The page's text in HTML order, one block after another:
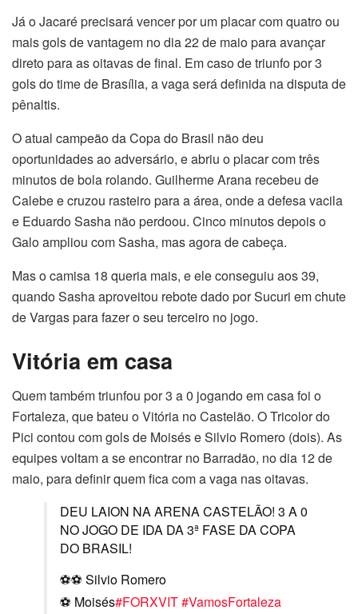
Já o Jacaré precisará vencer por um placar com quatro ou
mais gols de vantagem no dia 22 de maio para avançar
direto para as oitavas de final. Em caso de triunfo por 3
gols do time de Brasília, a vaga será definida na disputa de
pênaltis.
O atual campeão da Copa do Brasil não deu
oportunidades ao adversário, e abriu o placar com três
minutos de bola rolando. Guilherme Arana recebeu de
Calebe e cruzou rasteiro para a área, onde a defesa vacila
e Eduardo Sasha não perdoou. Cinco minutos depois o
Galo ampliou com Sasha, mas agora de cabeça.
Mas o camisa 18 queria mais, e ele conseguiu aos 39,
quando Sasha aproveitou rebote dado por Sucuri em chute
de Vargas para fazer o seu terceiro no jogo.
Vitória em casa
Quem também triunfou por 3 a 0 jogando em casa foi o
Fortaleza, que bateu o Vitória no Castelão. O Tricolor do
Pici contou com gols de Moisés e Silvio Romero (dois). As
equipes voltam a se encontrar no Barradão, no dia 12 de
maio, para definir quem fica com a vaga nas oitavas.
DEU LAION NA ARENA CASTELÃO! 3 A 0
NO JOGO DE IDA DA 3ª FASE DA COPA
DO BRASIL!
⚽️⚽️ Silvio Romero
⚽️ Moisés#FORXVIT#VamosFortaleza